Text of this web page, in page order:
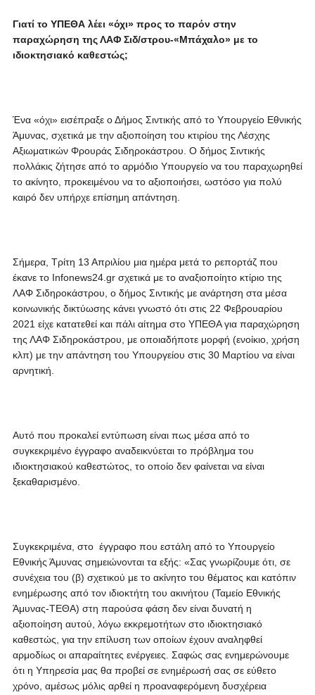
Γιατί το ΥΠΕΘΑ λέει «όχι» προς το παρόν στην
παραχώρηση της ΛΑΦ Σιδ/στρου-«Μπάχαλο» με το
ιδιοκτησιακό καθεστώς;
Ένα «όχι» εισέπραξε ο Δήμος Σιντικής από το Υπουργείο Εθνικής
Άμυνας, σχετικά με την αξιοποίηση του κτιρίου της Λέσχης
Αξιωματικών Φρουράς Σιδηροκάστρου. Ο δήμος Σιντικής
πολλάκις ζήτησε από το αρμόδιο Υπουργείο να του παραχωρηθεί
το ακίνητο, προκειμένου να το αξιοποιήσει, ωστόσο για πολύ
καιρό δεν υπήρχε επίσημη απάντηση.
Σήμερα, Τρίτη 13 Απριλίου μια ημέρα μετά το ρεπορτάζ που
έκανε το Infonews24.gr σχετικά με το αναξιοποίητο κτίριο της
ΛΑΦ Σιδηροκάστρου, ο δήμος Σιντικής με ανάρτηση στα μέσα
κοινωνικής δικτύωσης κάνει γνωστό ότι στις 22 Φεβρουαρίου
2021 είχε κατατεθεί και πάλι αίτημα στο ΥΠΕΘΑ για παραχώρηση
της ΛΑΦ Σιδηροκάστρου, με οποιαδήποτε μορφή (ενοίκιο, χρήση
κλπ) με την απάντηση του Υπουργείου στις 30 Μαρτίου να είναι
αρνητική.
Αυτό που προκαλεί εντύπωση είναι πως μέσα από το
συγκεκριμένο έγγραφο αναδεικνύεται το πρόβλημα του
ιδιοκτησιακού καθεστώτος, το οποίο δεν φαίνεται να είναι
ξεκαθαρισμένο.
Συγκεκριμένα, στο έγγραφο που εστάλη από το Υπουργείο
Εθνικής Άμυνας σημειώνονται τα εξής: «Σας γνωρίζουμε ότι, σε
συνέχεια του (β) σχετικού με το ακίνητο του θέματος και κατόπιν
ενημέρωσης από τον ιδιοκτήτη του ακινήτου (Ταμείο Εθνικής
Άμυνας-ΤΕΘΑ) στη παρούσα φάση δεν είναι δυνατή η
αξιοποίηση αυτού, λόγω εκκρεμοτήτων στο ιδιοκτησιακό
καθεστώς, για την επίλυση των οποίων έχουν αναληφθεί
αρμοδίως οι απαραίτητες ενέργειες. Σαφώς σας ενημερώνουμε
ότι η Υπηρεσία μας θα προβεί σε ενημέρωσή σας σε εύθετο
χρόνο, αμέσως μόλις αρθεί η προαναφερόμενη δυσχέρεια